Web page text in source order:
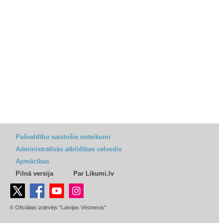
Pašvaldību saistošie noteikumi
Administratīvās atbildības ceļvedis
Apmācības
Pilnā versija
Par Likumi.lv
© Oficiālais izdevējs "Latvijas Vēstnesis"